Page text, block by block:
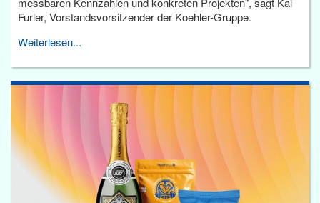
Furler, Vorstandsvorsitzender der Koehler-Gruppe.
Weiterlesen...